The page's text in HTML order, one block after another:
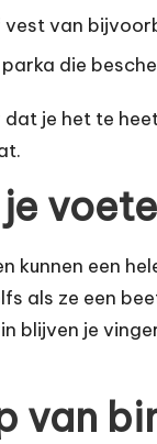
vest van
die
je het te
kunnen een
als ze een
blijven je
van